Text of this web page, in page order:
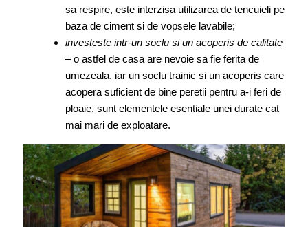
sa respire, este interzisa utilizarea de tencuieli pe
baza de ciment si de vopsele lavabile;
investeste intr-un soclu si un acoperis de calitate
– o astfel de casa are nevoie sa fie ferita de
umezeala, iar un soclu trainic si un acoperis care
acopera suficient de bine peretii pentru a-i feri de
ploaie, sunt elementele esentiale unei durate cat
mai mari de exploatare.